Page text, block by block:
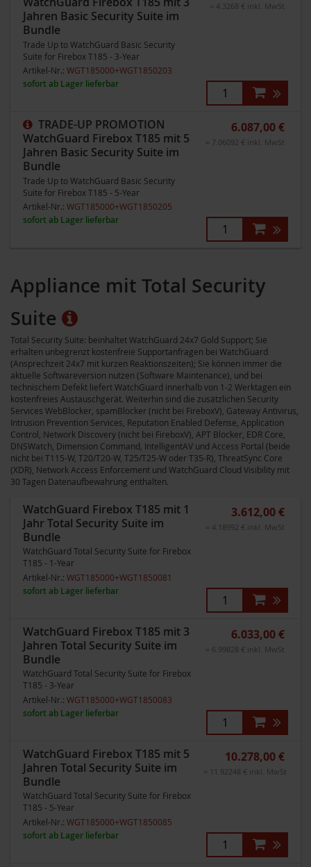
Jahren Basic Security Suite im
Bundle
Trade Up to WatchGuard Basic Security
Suite for Firebox T185 - 3-Year
Artikel-Nr.: WGT185000+WGT1850203
sofort ab Lager lieferbar
= 4.3268 € inkl. MwSt
TRADE-UP PROMOTION
WatchGuard Firebox T185 mit 5
Jahren Basic Security Suite im
Bundle
Trade Up to WatchGuard Basic Security
Suite for Firebox T185 - 5-Year
Artikel-Nr.: WGT185000+WGT1850205
sofort ab Lager lieferbar
6.087,00 €
= 7.06092 € inkl. MwSt
Appliance mit Total Security
Suite
Total Security Suite: beinhaltet WatchGuard 24x7 Gold Support; Sie
erhalten unbegrenzt kostenfreie Supportanfragen bei WatchGuard
(Ansprechzeit 24x7 mit kurzen Reaktionszeiten); Sie können immer die
aktuelle Softwareversion nutzen (Software Maintenance), und bei
technischem Defekt liefert WatchGuard innerhalb von 1-2 Werktagen ein
kostenfreies Austauschgerät. Weiterhin sind die zusätzlichen Security
Services WebBlocker, spamBlocker (nicht bei FireboxV), Gateway Antivirus,
Intrusion Prevention Services, Reputation Enabled Defense, Application
Control, Network Discovery (nicht bei FireboxV), APT Blocker, EDR Core,
DNSWatch, Dimension Command, IntelligentAV und Access Portal (beide
nicht bei T115-W, T20/T20-W, T25/T25-W oder T35-R), ThreatSync Core
(XDR), Network Access Enforcement und WatchGuard Cloud Visibility mit
30 Tagen Datenaufbewahrung enthalten.
WatchGuard Firebox T185 mit 1
Jahr Total Security Suite im
Bundle
WatchGuard Total Security Suite for Firebox
T185 - 1-Year
Artikel-Nr.: WGT185000+WGT1850081
sofort ab Lager lieferbar
3.612,00 €
= 4.18992 € inkl. MwSt
WatchGuard Firebox T185 mit 3
Jahren Total Security Suite im
Bundle
WatchGuard Total Security Suite for Firebox
T185 - 3-Year
Artikel-Nr.: WGT185000+WGT1850083
sofort ab Lager lieferbar
6.033,00 €
= 6.99828 € inkl. MwSt
WatchGuard Firebox T185 mit 5
Jahren Total Security Suite im
Bundle
WatchGuard Total Security Suite for Firebox
T185 - 5-Year
Artikel-Nr.: WGT185000+WGT1850085
sofort ab Lager lieferbar
10.278,00 €
= 11.92248 € inkl. MwSt